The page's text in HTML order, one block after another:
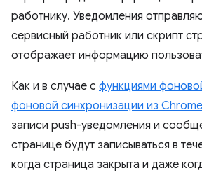
работнику. Уведомления
сервисный работник или скрипт
отображает информацию
Как и в случае с функциями
фоновой синхронизации из
записи push-уведомления и
странице будут записываться в
когда страница закрыта и даже